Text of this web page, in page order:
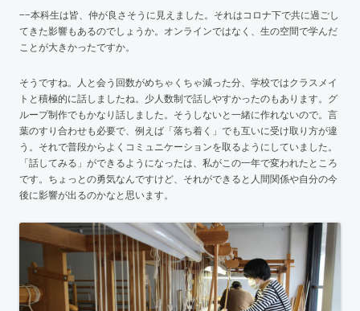
−−本科生は皆、仲が良さそうに見えました。それはコロナ下で共に過ごし
てきた影響もあるのでしょうか。オンラインではなく、生の空間で学んだ
ことが大きかったですか。
そうですね。人と会う回数がめちゃくちゃ減った分、学校ではクラスメイ
トと積極的に話しましたね。少人数制で話しやすかったのもあります。グ
ループ制作でもかなり話しました。そうしないと一緒に作れないので。言
葉のすり合わせも必要で、例えば「落ち着く」でも互いに受け取り方が違
う。それで普段からよくコミュニケーションを取るようにしていました。
「話してみる」ができるようになったは、私がこの一年で変われたところ
です。ちょっとの勇気なんですけど、それができると人間関係や自分の今
後に影響が出るのかなと思います。